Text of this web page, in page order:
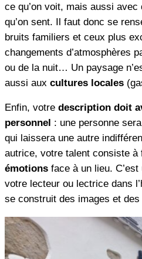
ce qu’on voit, mais aussi avec
qu’on sent. Il faut donc se
bruits familiers et ceux plus
changements d’atmosphères
ou de la nuit… Un paysage
aussi aux cultures locales
Enfin, votre description doit
personnel : une personne
qui laissera une autre
autrice, votre talent consiste à
émotions face à un lieu.
votre lecteur ou lectrice dans
se construit des images et